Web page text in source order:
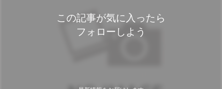
この記事が気に入ったら
フォローしよう